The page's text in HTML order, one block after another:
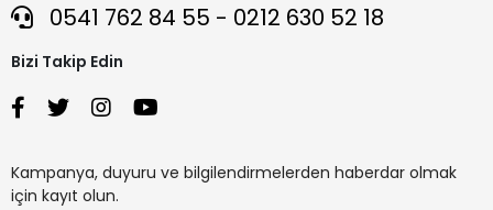
0541 762 84 55 - 0212 630 52 18
Bizi Takip Edin
Kampanya, duyuru ve bilgilendirmelerden haberdar olmak
için kayıt olun.